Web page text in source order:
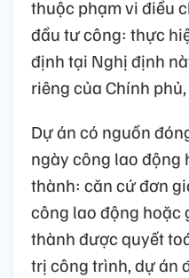
thuộc phạm vi điều
đầu tư công: thực
định tại Nghị định
riêng của Chính
Dự án có nguồn
ngày công lao động
thành: căn cứ đơn
công lao động hoặc
thành được quyết
trị công trình, dự án